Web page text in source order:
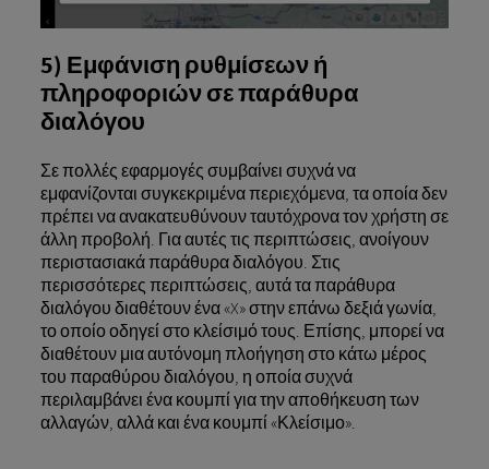
5) Εμφάνιση ρυθμίσεων ή
πληροφοριών σε παράθυρα
διαλόγου
Σε πολλές εφαρμογές συμβαίνει συχνά να
εμφανίζονται συγκεκριμένα περιεχόμενα, τα οποία δεν
πρέπει να ανακατευθύνουν ταυτόχρονα τον χρήστη σε
άλλη προβολή. Για αυτές τις περιπτώσεις, ανοίγουν
περιστασιακά παράθυρα διαλόγου. Στις
περισσότερες περιπτώσεις, αυτά τα παράθυρα
διαλόγου διαθέτουν ένα «X» στην επάνω δεξιά γωνία,
το οποίο οδηγεί στο κλείσιμό τους. Επίσης, μπορεί να
διαθέτουν μια αυτόνομη πλοήγηση στο κάτω μέρος
του παραθύρου διαλόγου, η οποία συχνά
περιλαμβάνει ένα κουμπί για την αποθήκευση των
αλλαγών, αλλά και ένα κουμπί «Κλείσιμο».